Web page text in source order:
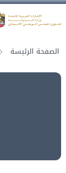
الصفحة الرئيسة